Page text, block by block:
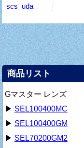
scs_uda
商品リスト
Gマスター レンズ
▶ SEL100400MC
▶ SEL100400GM
▶ SEL70200GM2